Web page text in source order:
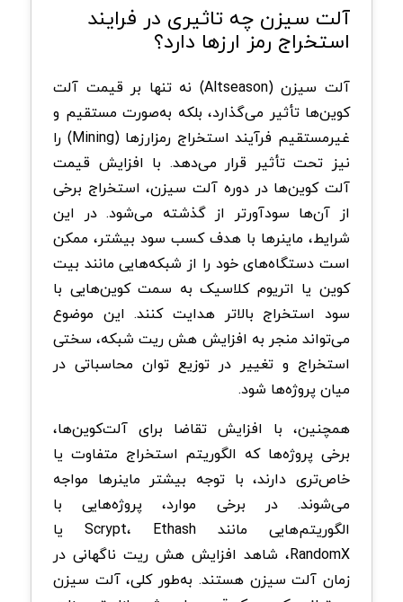
آلت سیزن چه تاثیری در فرایند
استخراج رمز ارزها دارد؟
آلت سیزن (Altseason) نه تنها بر قیمت آلت‌
کوین‌ها تأثیر می‌گذارد، بلکه به‌صورت مستقیم و
غیرمستقیم فرآیند استخراج رمزارزها (Mining) را
نیز تحت تأثیر قرار می‌دهد. با افزایش قیمت
آلت‌ کوین‌ها در دوره آلت سیزن، استخراج برخی
از آن‌ها سودآورتر از گذشته می‌شود. در این
شرایط، ماینرها با هدف کسب سود بیشتر، ممکن
است دستگاه‌های خود را از شبکه‌هایی مانند بیت‌
کوین یا اتریوم کلاسیک به سمت کوین‌هایی با
سود استخراج بالاتر هدایت کنند. این موضوع
می‌تواند منجر به افزایش هش‌ ریت شبکه، سختی
استخراج و تغییر در توزیع توان محاسباتی در
میان پروژه‌ها شود.
همچنین، با افزایش تقاضا برای آلت‌کوین‌ها،
برخی پروژه‌ها که الگوریتم استخراج متفاوت یا
خاص‌تری دارند، با توجه بیشتر ماینرها مواجه
می‌شوند. در برخی موارد، پروژه‌هایی با
الگوریتم‌هایی مانند Scrypt، Ethash یا
RandomX، شاهد افزایش هش‌ ریت ناگهانی در
زمان آلت سیزن هستند. به‌طور کلی، آلت سیزن